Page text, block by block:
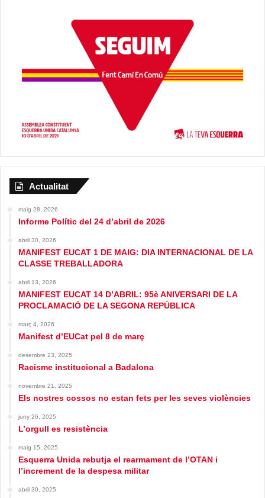
Actualitat
maig 28, 2026
Informe Polític del 24 d’abril de 2026
abril 30, 2026
MANIFEST EUCAT 1 DE MAIG: DIA INTERNACIONAL DE LA
CLASSE TREBALLADORA
abril 13, 2026
MANIFEST EUCAT 14 D’ABRIL: 95è ANIVERSARI DE LA
PROCLAMACIÓ DE LA SEGONA REPÚBLICA
març 4, 2026
Manifest d’EUCat pel 8 de març
desembre 23, 2025
Racisme institucional a Badalona
novembre 21, 2025
Els nostres cossos no estan fets per les seves violències
juny 26, 2025
L’orgull es resistència
maig 15, 2025
Esquerra Unida rebutja el rearmament de l’OTAN i
l’increment de la despesa militar
abril 30, 2025